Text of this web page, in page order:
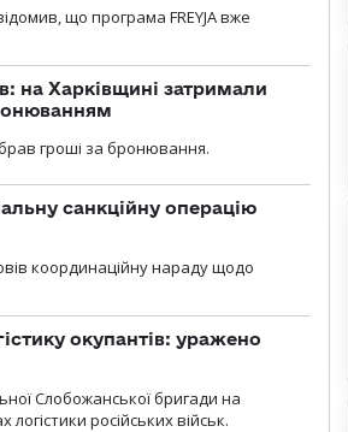
що програма FREYJA вже
на Харківщині затримали
гроші за бронювання.
санкційну операцію
координаційну нараду щодо
окупантів: уражено
Слобожанської бригади на
російських військ.